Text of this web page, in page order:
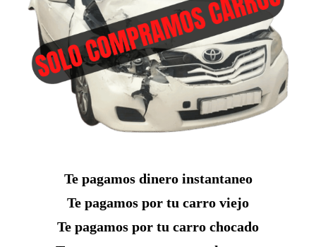
Te pagamos dinero instantaneo
Te pagamos por tu carro viejo
Te pagamos por tu carro chocado